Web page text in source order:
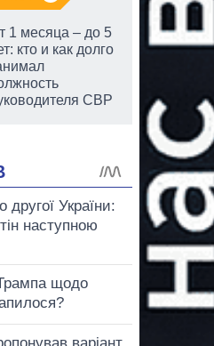
1 месяца – до 5
кто и как долго
СВР